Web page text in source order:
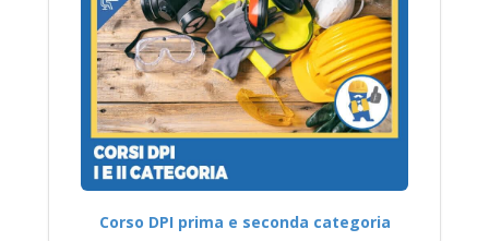
Corso DPI prima e seconda categoria